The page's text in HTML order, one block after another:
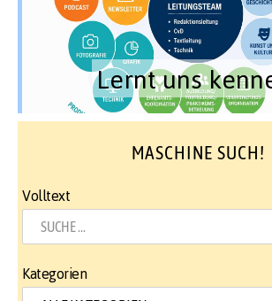
Lernt uns
MASCHINE SUCH!
Volltext
Kategorien